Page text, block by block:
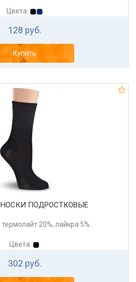
Цвета:
128 руб.
Купить
ПОДРОСТКОВЫЕ
термолайт 20%, лайкра 5%
Цвета:
302 руб.